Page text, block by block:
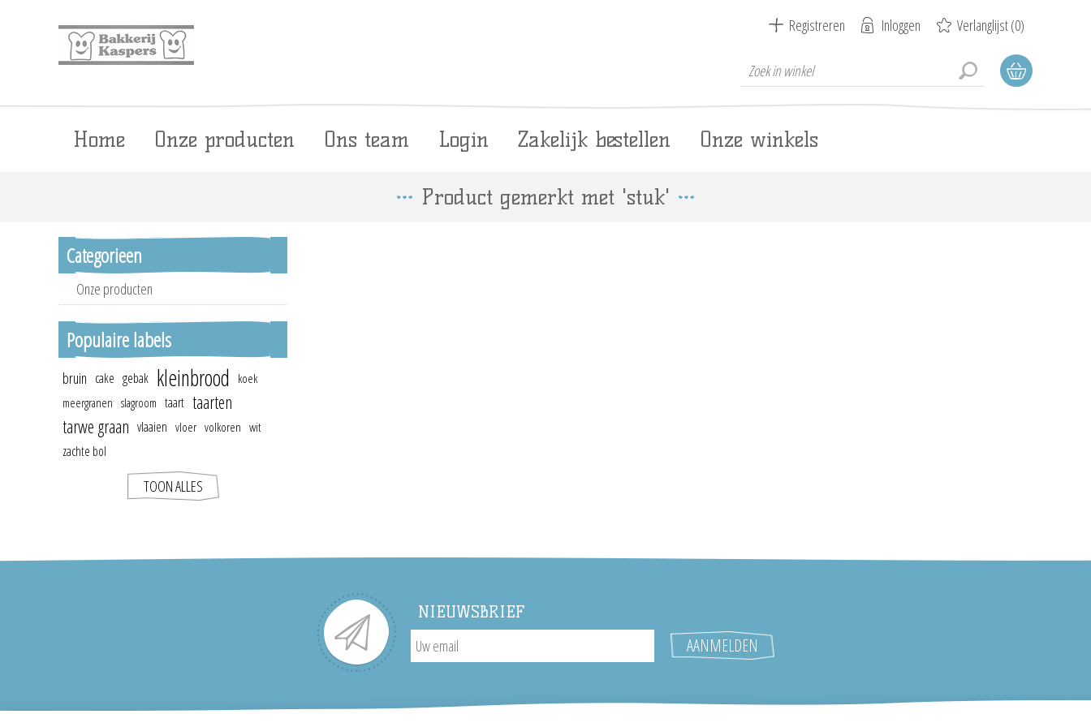
Registreren Inloggen Verlanglijst(0)
Home Onze producten Ons team Login Zakelijk bestellen Onze winkels
Product gemerkt met 'stuk'
Categorieen
Onze producten
Populaire labels
bruin cake gebak kleinbrood
koek
meergranen slagroom taart taarten
tarwe graan vlaaien vloer volkoren wit
zachte bol
TOON ALLES
NIEUWSBRIEF